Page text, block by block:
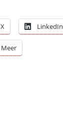
X LinkedIn
Meer